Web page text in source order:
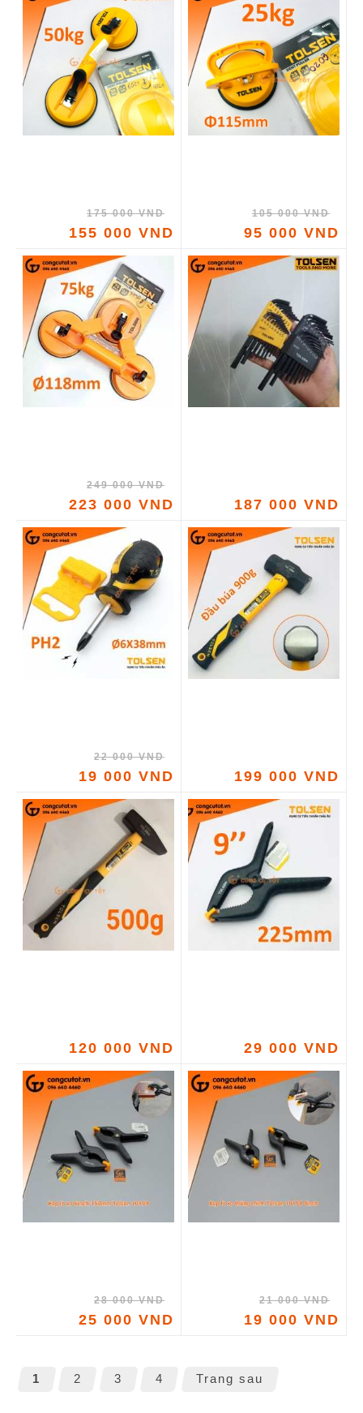
175 000 VND
155 000 VND
105 000 VND
95 000 VND
249 000 VND
223 000 VND 187 000 VND
22 000 VND
19 000 VND 199 000 VND
120 000 VND 29 000 VND
28 000 VND
25 000 VND
21 000 VND
19 000 VND
1 2 3 4 Trang sau